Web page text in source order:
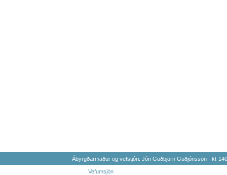
Ábyrgðarmaður og vefstjóri: Jón Guðbjörn Guðjónsson - kt-
Vefumsjón